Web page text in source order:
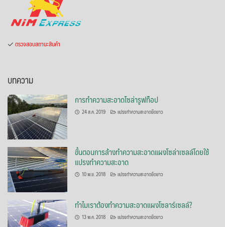
ตรวจสอบสถานะสินค้า
บทความ
การทำความสะอาดโซล่ารูฟท็อป
24 ส.ค. 2019 แปรงทำความสะอาดยืดยาว
ขั้นตอนการล้างทำความสะอาดแผงโซล่าเซลล์โดยใช้
แปรงทำความสะอาด
10 พ.ย. 2018 แปรงทำความสะอาดยืดยาว
ทำไมเราต้องทำความสะอาดแผงโซลาร์เซลล์?
13 พ.ค. 2018 แปรงทำความสะอาดยืดยาว